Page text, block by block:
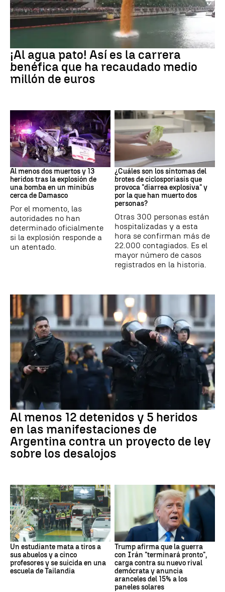
¡Al agua pato! Así es la carrera
benéfica que ha recaudado medio
millón de euros
SIRIA
Al menos dos muertos y 13
heridos tras la explosión de
una bomba en un minibús
cerca de Damasco
Por el momento, las
autoridades no han
determinado oficialmente
si la explosión responde a
un atentado.
Brote
¿Cuáles son los síntomas del
brotes de ciclosporiasis que
provoca "diarrea explosiva" y
por la que han muerto dos
personas?
Otras 300 personas están
hospitalizadas y a esta
hora se confirman más de
22.000 contagiados. Es el
mayor número de casos
registrados en la historia.
Al menos 12 detenidos y 5 heridos
en las manifestaciones de
Argentina contra un proyecto de ley
sobre los desalojos
Un estudiante mata a tiros a
sus abuelos y a cinco
profesores y se suicida en una
escuela de Tailandia
Trump afirma que la guerra
con Irán "terminará pronto",
carga contra su nuevo rival
demócrata y anuncia
aranceles del 15% a los
paneles solares